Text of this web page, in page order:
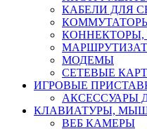
КАБЕЛИ ДЛЯ
КОННЕКТОРЫ,
МОДЕМЫ
СЕТЕВЫЕ
ИГРОВЫЕ
АКСЕССУАРЫ
КЛАВИАТУРЫ,
ВЕБ КАМЕРЫ